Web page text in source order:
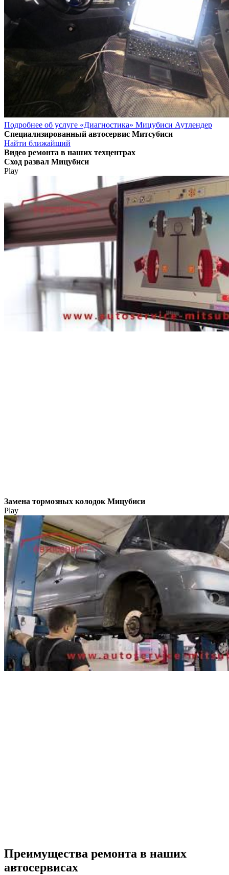
Подробнее об услуге «Диагностика» Мицубиси Аутлендер
Специализированный автосервис Митсубиси
Найти ближайший
Видео ремонта в наших техцентрах
Сход развал Мицубиси
Play
Замена тормозных колодок Мицубиси
Play
Преимущества ремонта в наших
автосервисах